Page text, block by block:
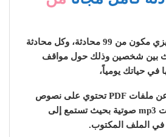
وهو كورس محادثة انجليزي مكون من 99 محادثة، وكل محادثة
بين شخصين وذلك حول مواقف
في حياتك يومياً،
هذا الكورس هو عبارة عن ملفات PDF تحتوي على نصوص
المحادثات مرفقة بملفات mp3 صوتية بحيث تستمع إلى
في الملف المكتوب.